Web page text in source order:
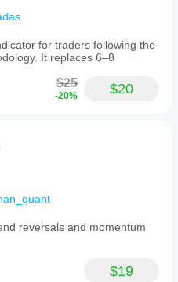
for traders following the
It replaces 6–8
$25
-20% $20
reversals and momentum
$19